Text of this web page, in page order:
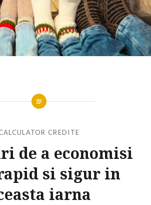
CREDITE
de a economisi
si sigur in
iarna